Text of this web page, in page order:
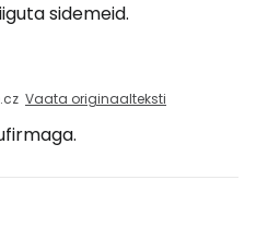
sidemeid.
Vaata originaalteksti